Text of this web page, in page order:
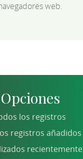
web.
Opciones
los registros
registros añadidos
recientemente